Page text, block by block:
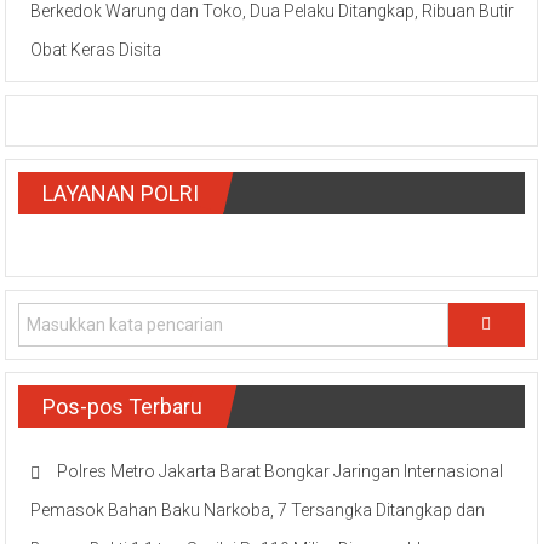
Berkedok Warung dan Toko, Dua Pelaku Ditangkap, Ribuan Butir
Obat Keras Disita
LAYANAN POLRI
Pos-pos Terbaru
Polres Metro Jakarta Barat Bongkar Jaringan Internasional
Pemasok Bahan Baku Narkoba, 7 Tersangka Ditangkap dan